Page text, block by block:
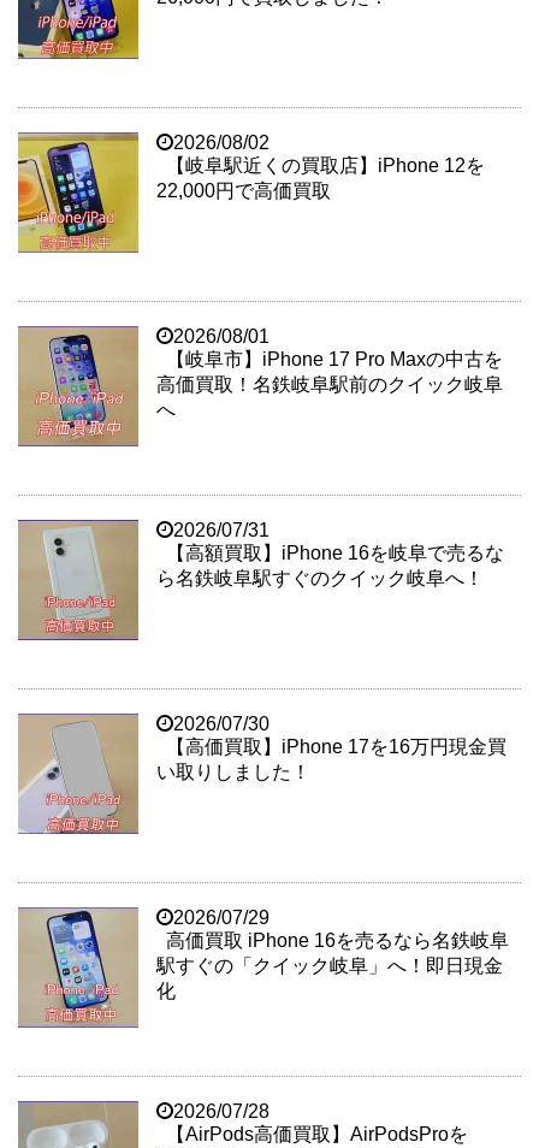
2026/08/02
【岐阜駅近くの買取店】iPhone 12を
22,000円で高価買取
2026/08/01
【岐阜市】iPhone 17 Pro Maxの中古を
高価買取！名鉄岐阜駅前のクイック岐阜
へ
2026/07/31
【高額買取】iPhone 16を岐阜で売るな
ら名鉄岐阜駅すぐのクイック岐阜へ！
2026/07/30
【高価買取】iPhone 17を16万円現金買
い取りしました！
2026/07/29
高価買取 iPhone 16を売るなら名鉄岐阜
駅すぐの「クイック岐阜」へ！即日現金
化
2026/07/28
【AirPods高価買取】AirPodsProを